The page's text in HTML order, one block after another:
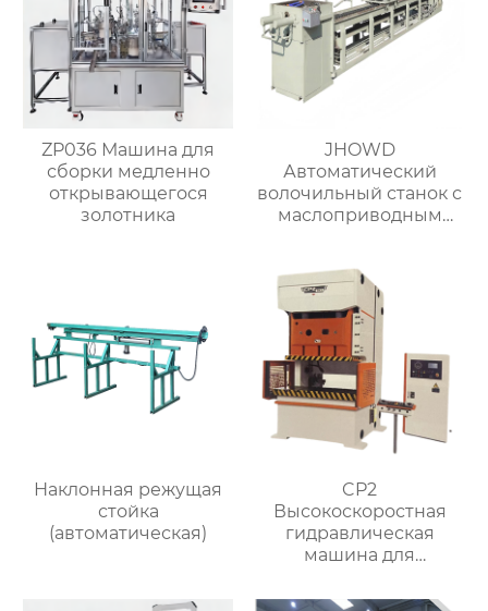
ZP036 Машина для
сборки медленно
открывающегося
золотника
JHOWD
Автоматический
волочильный станок с
маслоприводным
Наклонная режущая
стойка
(автоматическая)
CP2
Высокоскоростная
гидравлическая
машина для
ковки